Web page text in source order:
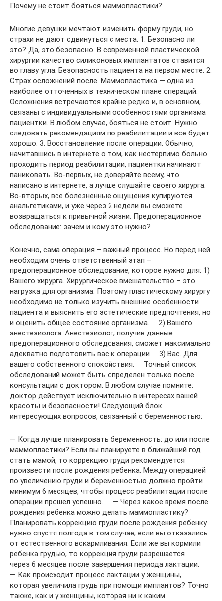
Почему не стоит бояться маммопластики?
Многие девушки мечтают изменить форму груди, но
страхи не дают сдвинуться с места. 1. Безопасно ли
это? Да, это безопасно. В современной пластической
хирургии качество силиконовых имплантатов ставится
во главу угла. Безопасность пациента на первом месте. 2.
Страх осложнений после. Маммопластика — одна из
наиболее отточенных в техническом плане операций.
Осложнения встречаются крайне редко и, в основном,
связаны с индивидуальными особенностями организма
пациентки. В любом случае, бояться не стоит. Нужно
следовать рекомендациям по реабилитации и все будет
хорошо. 3. Восстановление после операции. Обычно,
начитавшись в интернете о том, как нестерпимо больно
проходить период реабилитации, пациентки начинают
паниковать. Во-первых, не доверяйте всему, что
написано в интернете, а лучше слушайте своего хирурга.
Во-вторых, все болезненные ощущения купируются
анальгетиками, и уже через 2 недели вы сможете
возвращаться к привычной̆ жизни. Предоперационное
обследование: зачем и кому это нужно?
Конечно, сама операция – важный процесс. Но перед ней
необходим очень ответственный этап –
предоперационное обследование, которое нужно для: 1)
Вашего хирурга. Хирургическое вмешательство – это
нагрузка для организма. Поэтому пластическому хирургу
необходимо не только изучить внешние особенности
пациента и выяснить его эстетические предпочтения, но
и оценить общее состояние организма. ⠀ 2) Вашего
анестезиолога. Анестезиолог, получив данные
предоперационного обследования, сможет максимально
адекватно подготовить вас к операции ⠀ 3) Вас. Для
вашего собственного спокойствия. ⠀ Точный список
обследований может быть определен только после
консультации с доктором. В любом случае помните:
доктор действует исключительно в интересах вашей
красоты и безопасности! Следующий блок
интересующих вопросов, связанный с беременностью:
— Когда лучше планировать беременность: до или после
маммопластики? Если вы планируете в ближайший год
стать мамой, то коррекцию груди рекомендуется
произвести после рождения ребенка. Между операцией
по увеличению груди и беременностью должно пройти
минимум 6 месяцев, чтобы процесс реабилитации после
операции прошел успешно. ⠀ — Через какое время после
рождения ребенка можно делать маммопластику?
Планировать коррекцию груди после рождения ребенку
нужно спустя полгода в том случае, если вы отказались
от естественного вскармливания. Если же вы кормили
ребенка грудью, то коррекция груди разрешается
через 6 месяцев после завершения периода лактации. ⠀
— Как происходит процесс лактации у женщины,
которая увеличила грудь при помощи имплантов? Точно
также, как и у женщины, которая ни к каким